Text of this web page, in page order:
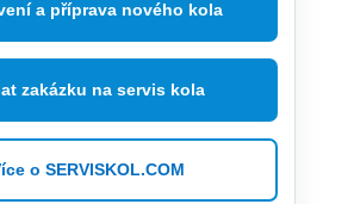
a příprava nového kola
zakázku na servis kola
o SERVISKOL.COM